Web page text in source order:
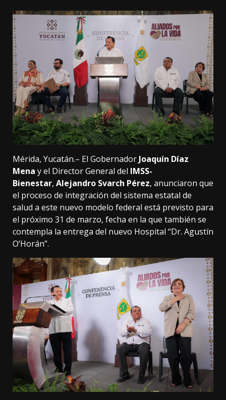
Mérida, Yucatán.– El Gobernador Joaquín Díaz
Mena y el Director General del IMSS-
Bienestar, Alejandro Svarch Pérez, anunciaron que
el proceso de integración del sistema estatal de
salud a este nuevo modelo federal está previsto para
el próximo 31 de marzo, fecha en la que también se
contempla la entrega del nuevo Hospital “Dr. Agustín
O’Horán”.